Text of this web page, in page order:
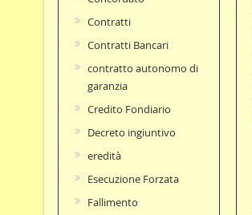
Contratti
Contratti Bancari
contratto autonomo di
garanzia
Credito Fondiario
Decreto ingiuntivo
eredità
Esecuzione Forzata
Fallimento